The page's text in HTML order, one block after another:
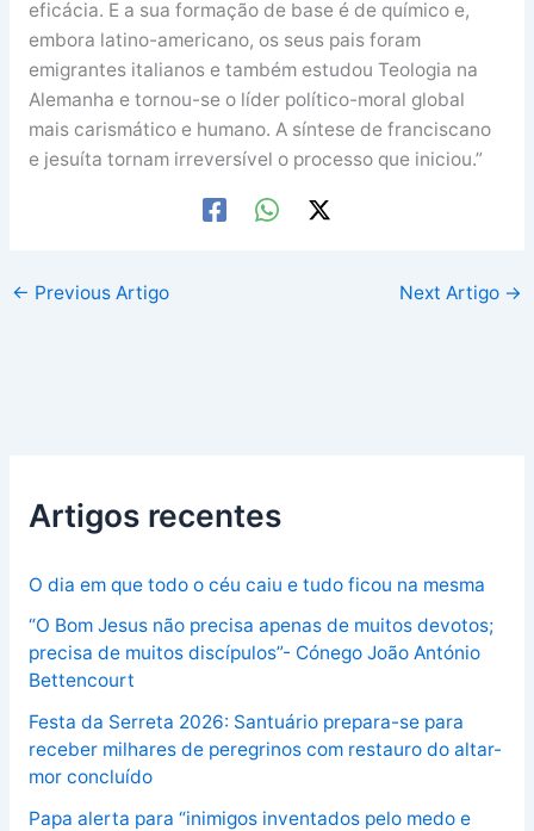
eficácia. E a sua formação de base é de químico e,
embora latino-americano, os seus pais foram
emigrantes italianos e também estudou Teologia na
Alemanha e tornou-se o líder político-moral global
mais carismático e humano. A síntese de franciscano
e jesuíta tornam irreversível o processo que iniciou.”
← Previous Artigo Next Artigo →
Artigos recentes
O dia em que todo o céu caiu e tudo ficou na mesma
“O Bom Jesus não precisa apenas de muitos devotos;
precisa de muitos discípulos”- Cónego João António
Bettencourt
Festa da Serreta 2026: Santuário prepara-se para
receber milhares de peregrinos com restauro do altar-
mor concluído
Papa alerta para “inimigos inventados pelo medo e